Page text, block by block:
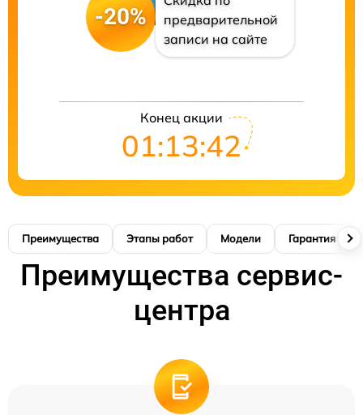
-20%
предварительной
записи на сайте
Конец акции
01:13:42
Преимущества Этапы работ Модели Гарантия
Преимущества сервис-
центра